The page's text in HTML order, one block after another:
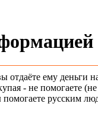
отдаёте ему деньги
- не помогаете
русским